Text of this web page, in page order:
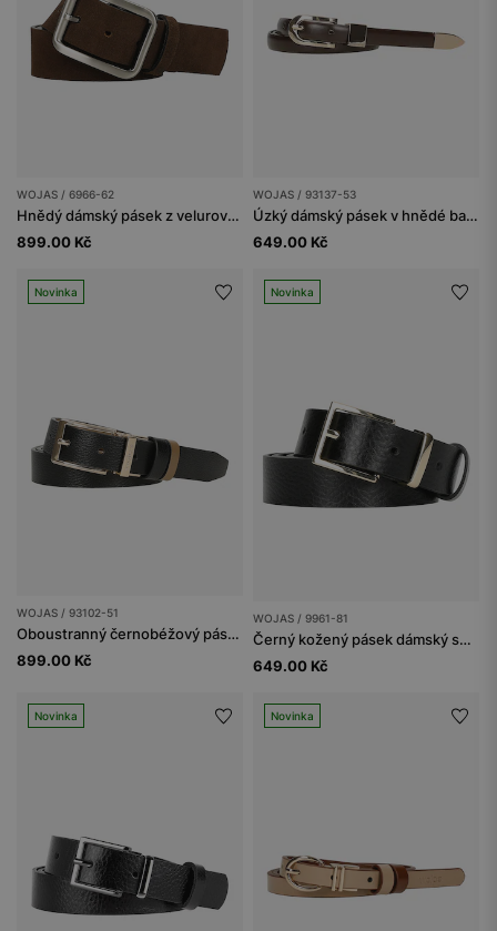
WOJAS / 6966-62
Hnědý dámský pásek z velurové štípanky
899.00 Kč
WOJAS / 93137-53
Úzký dámský pásek v hnědé barvě se zlatými detaily
649.00 Kč
Novinka
WOJAS / 93102-51
Oboustranný černobéžový pásek se zlatou přezkou
899.00 Kč
Novinka
WOJAS / 9961-81
Černý kožený pásek dámský se zlatou přezkou
649.00 Kč
Novinka Novinka